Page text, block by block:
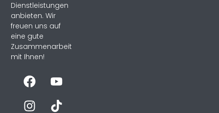
Dienstleistungen
anbieten. Wir
freuen uns auf
eine gute
Zusammenarbeit
mit Ihnen!